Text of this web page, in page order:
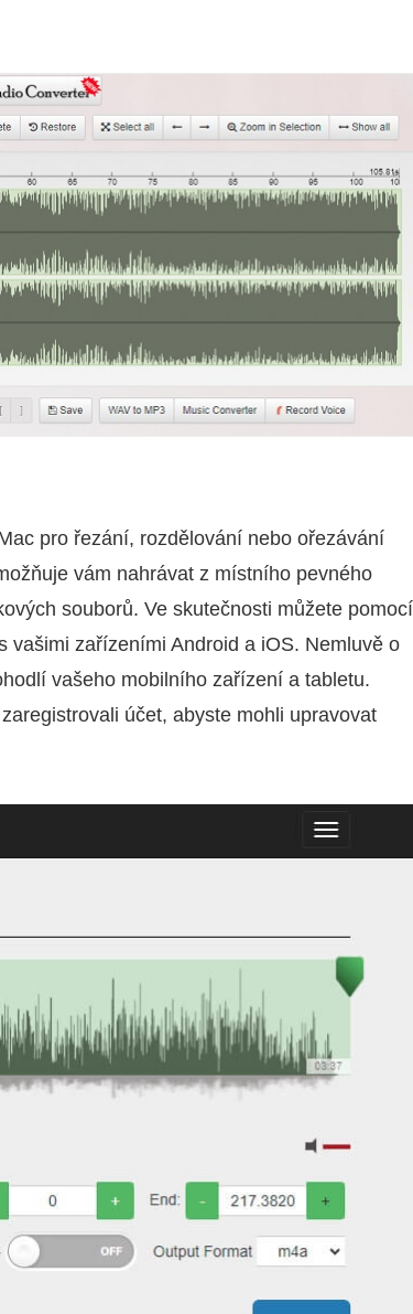
pro řezání, rozdělování nebo ořezávání
vám nahrávat z místního pevného
souborů. Ve skutečnosti můžete pomocí
zařízeními Android a iOS. Nemluvě o
vašeho mobilního zařízení a tabletu.
účet, abyste mohli upravovat